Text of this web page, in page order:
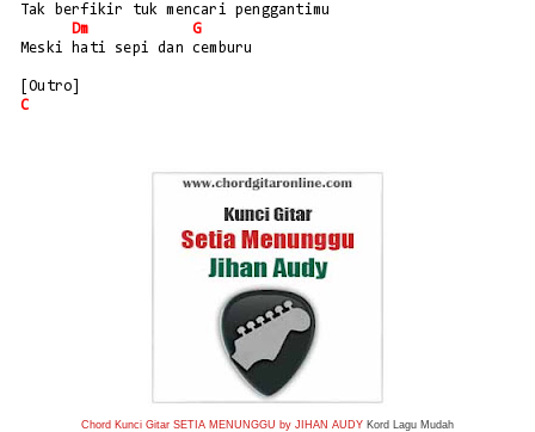
Tak berfikir tuk mencari penggantimu
Dm
G
Meski hati sepi dan cemburu
[Outro]
C
Chord Kunci Gitar SETIA MENUNGGU by JIHAN AUDY Kord Lagu Mudah